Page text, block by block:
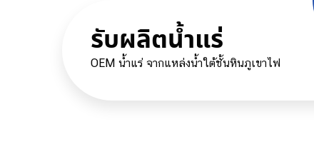
รับผลิตน้ำแร่
OEM น้ำแร่ จากแหล่งน้ำใต้ชั้นหินภูเขาไฟ